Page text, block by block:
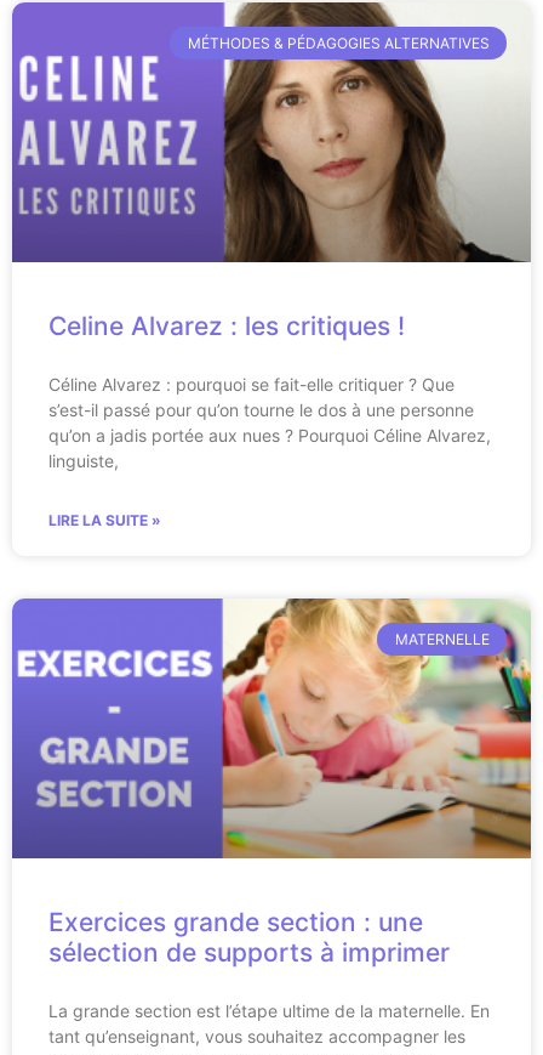
MÉTHODES & PÉDAGOGIES ALTERNATIVES
Celine Alvarez : les critiques !
Céline Alvarez : pourquoi se fait-elle critiquer ? Que
s’est-il passé pour qu’on tourne le dos à une personne
qu’on a jadis portée aux nues ? Pourquoi Céline Alvarez,
linguiste,
LIRE LA SUITE »
MATERNELLE
Exercices grande section : une
sélection de supports à imprimer
La grande section est l’étape ultime de la maternelle. En
tant qu’enseignant, vous souhaitez accompagner les